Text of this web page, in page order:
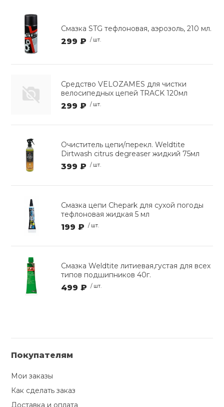
Смазка STG тефлоновая, аэрозоль, 210 мл.
299 ₽ / шт.
Средство VELOZAMES для чистки
велосипедных цепей TRACK 120мл
299 ₽ / шт.
Очиститель цепи/перекл. Weldtite
Dirtwash citrus degreaser жидкий 75мл
399 ₽ / шт.
Смазка цепи Chepark для сухой погоды
тефлоновая жидкая 5 мл
199 ₽ / шт.
Смазка Weldtite литиевая,густая для всех
типов подшипников 40г.
499 ₽ / шт.
Покупателям
Мои заказы
Как сделать заказ